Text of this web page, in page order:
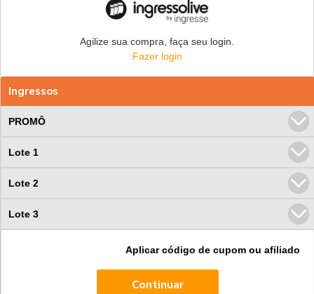
Agilize sua compra, faça seu login.
Fazer login
Ingressos
PROMÔ
Lote 1
Lote 2
Lote 3
Aplicar código de cupom ou afiliado
Continuar